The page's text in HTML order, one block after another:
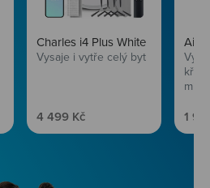
Charles i4 Plus White
Vysaje i vytře celý byt
Prodejní cena
4 499 Kč 1